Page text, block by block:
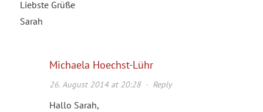
Liebste Grüße
Sarah
Michaela Hoechst-Lühr
26. August 2014 at 20:28· Reply
Hallo Sarah,